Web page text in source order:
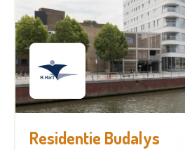
Residentie Budalys